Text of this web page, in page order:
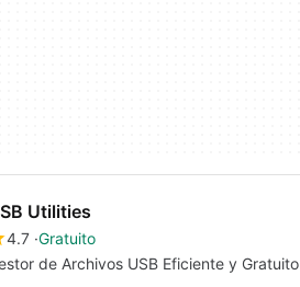
Utilities
4.7 Gratuito
de Archivos USB Eficiente y Gratuito